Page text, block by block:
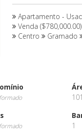
Apartamento -
Venda ($780,000.00)
Centro
Gramado
1